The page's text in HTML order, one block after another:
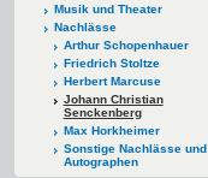
Musik und Theater
Nachlässe
Arthur Schopenhauer
Friedrich Stoltze
Herbert Marcuse
Johann Christian
Senckenberg
Max Horkheimer
Sonstige Nachlässe und
Autographen